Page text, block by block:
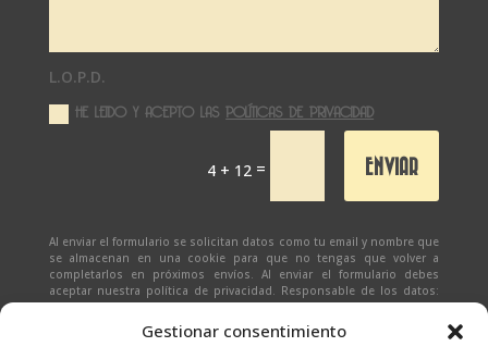
Gestionar consentimiento
L.O.P.D.
HE LEIDO Y ACEPTO LASPOLÍTICAS DE PRIVACIDAD
4 + 12 = ENVIAR
Al enviar el formulario se solicitan datos como tu email y nombre que
se almacenan en una cookie para que no tengas que volver a
completarlos en próximos envíos. Al enviar el formulario debes
aceptar nuestra política de privacidad. Responsable de los datos:
Ivan Zabalza | Finalidad: responder a solicitudes del formulario |
Legitimación: Tu consentimiento expreso | Destinatario:
(datos almacenados sólo en cliente email) | Derechos: Tienes